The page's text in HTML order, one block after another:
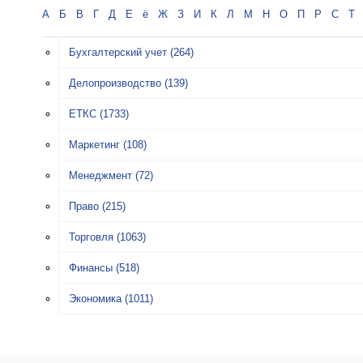
А Б В Г Д Е ё Ж З И К Л М Н О П Р С Т
Бухгалтерский учет (264)
Делопроизводство (139)
ЕТКС (1733)
Маркетинг (108)
Менеджмент (72)
Право (215)
Торговля (1063)
Финансы (518)
Экономика (1011)